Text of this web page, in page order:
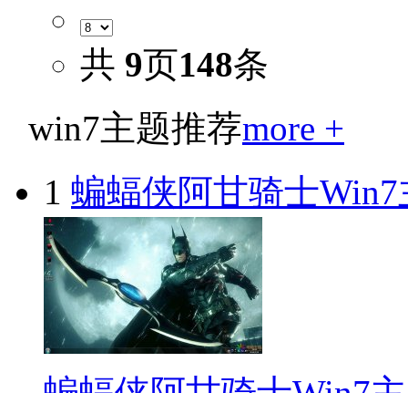
共 9页148条
win7主题推荐more +
1 蝙蝠侠阿甘骑士Win7